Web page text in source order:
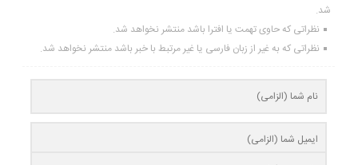
شد.
نظراتی که حاوی تهمت یا افترا باشد منتشر نخواهد شد.
نظراتی که به غیر از زبان فارسی یا غیر مرتبط با خبر باشد منتشر نخواهد شد.